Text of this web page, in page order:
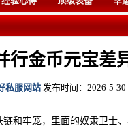
行金币元宝差
私服网站 发布时间：2026-5-30
和牢笼，里面的奴隶卫士